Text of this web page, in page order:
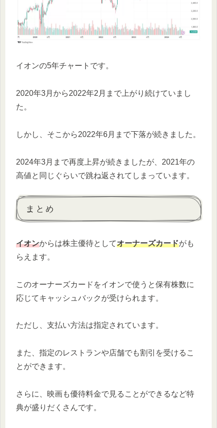
イオンの5年チャートです。
2020年3月から2022年2月まで上がり続けていまし
た。
しかし、そこから2022年6月まで下落が続きました。
2024年3月まで再度上昇が続きましたが、2021年の
高値と同じぐらいで跳ね返されてしまっています。
まとめ
イオンからは株主優待としてオーナーズカードがも
らえます。
このオーナーズカードをイオンで使うと保有株数に
応じてキャッシュバックが受けられます。
ただし、支払い方法は指定されています。
また、指定のレストランや店舗でも割引を受けるこ
とができます。
さらに、映画も優待料金で見ることができるなど特
典が盛りだくさんです。